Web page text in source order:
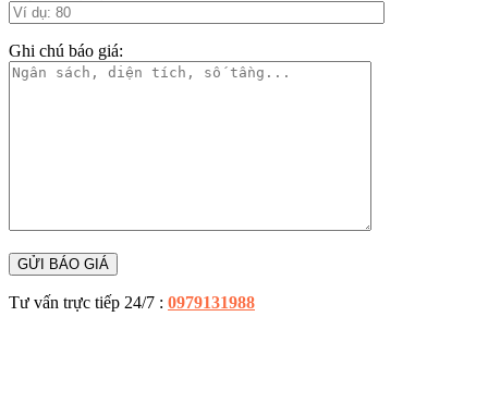
Ghi chú báo giá:
Tư vấn trực tiếp 24/7 : 0979131988